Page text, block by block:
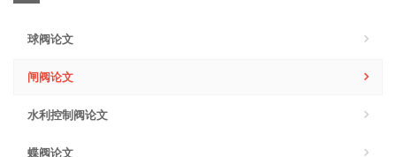
球阀论文
闸阀论文
水利控制阀论文
蝶阀论文